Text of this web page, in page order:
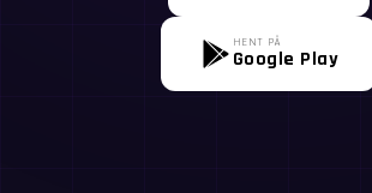
HENT PÅ
Google Play